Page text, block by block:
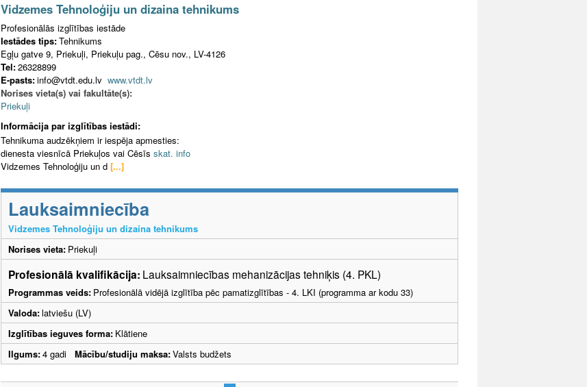
Vidzemes Tehnoloģiju un dizaina tehnikums
Profesionālās izglītības iestāde
Iestādes tips:Tehnikums
Egļu gatve 9, Priekuļi, Priekuļu pag., Cēsu nov., LV-4126
Tel:26328899
E-pasts:info@vtdt.edu.lv www.vtdt.lv
Norises vieta(s) vai fakultāte(s):
Priekuļi
Informācija par izglītības iestādi:
Tehnikuma audzēkņiem ir iespēja apmesties:
dienesta viesnīcā Priekuļos vai Cēsīs skat. info
Vidzemes Tehnoloģiju un d [...]
Lauksaimniecība
Vidzemes Tehnoloģiju un dizaina tehnikums
Norises vieta: Priekuļi
Profesionālā kvalifikācija: Lauksaimniecības mehanizācijas tehniķis (4. PKL)
Programmas veids: Profesionālā vidējā izglītība pēc pamatizglītības - 4. LKI (programma ar kodu 33)
Valoda:latviešu (LV)
Izglītības ieguves forma: Klātiene
Ilgums:4 gadi Mācību/studiju maksa:Valsts budžets